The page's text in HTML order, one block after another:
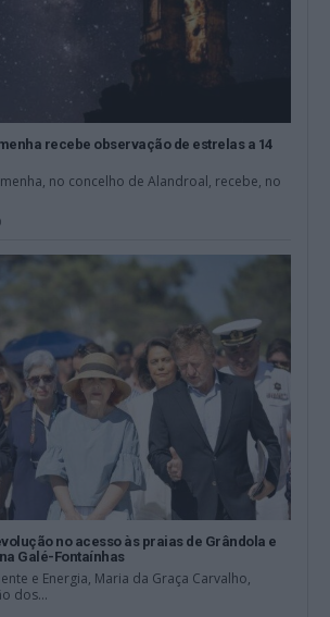
recebe observação de estrelas a 14
no concelho de Alandroal, recebe, no
no acesso às praias de Grândola e
Galé-Fontaínhas
e Energia, Maria da Graça Carvalho,
dos...